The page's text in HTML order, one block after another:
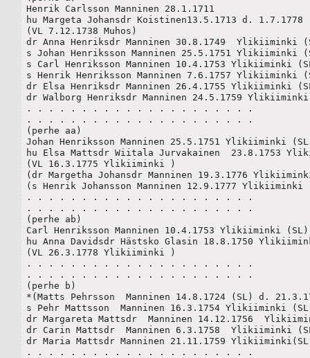
Henrik Carlsson Manninen 28.1.1711
hu Margeta Johansdr Koistinen13.5.1713 d. 1.7.1778
(VL 7.12.1738 Muhos)
dr Anna Henriksdr Manninen 30.8.1749  Ylikiiminki
s Johan Henriksson Manninen 25.5.1751 Ylikiiminki
s Carl Henriksson Manninen 10.4.1753 Ylikiiminki
s Henrik Henriksson Manninen 7.6.1757 Ylikiiminki
dr Elsa Henriksdr Manninen 26.4.1755 Ylikiiminki
dr Walborg Henriksdr Manninen 24.5.1759
. . . . . . . . . . . . . . . . . . . . .
. . . . . . . . . . . . . . . . . . . . .
(perhe aa)
Johan Henriksson Manninen 25.5.1751 Ylikiiminki
hu Elsa Mattsdr Wiitala Jurvakainen  23.8.1753
(VL 16.3.1775 Ylikiiminki )
(dr Margetha Johansdr Manninen 19.3.1776
(s Henrik Johansson Manninen 12.9.1777 Ylikiiminki
. . . . . . . . . . . . . . . . . . . . .
. . . . . . . . . . . . . . . . . . . . .
(perhe ab)
Carl Henriksson Manninen 10.4.1753 Ylikiiminki
hu Anna Davidsdr Hästsko Glasin 18.8.1750
(VL 26.3.1778 Ylikiiminki )
. . . . . . . . . . . . . . . . . . . . .
. . . . . . . . . . . . . . . . . . . . .
(perhe b)
*(Matts Pehrsson  Manninen 14.8.1724 (SL) d.
s Pehr Mattsson  Manninen 16.3.1754 Ylikiiminki
dr Margareta Mattsdr  Manninen 14.12.1756
dr Carin Mattsdr  Manninen 6.3.1758  Ylikiiminki
dr Maria Mattsdr Manninen 21.11.1759
. . . . . . . . . . . . . . . . . . . . .